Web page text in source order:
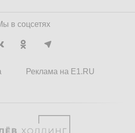
в соцсетях
Реклама на E1.RU